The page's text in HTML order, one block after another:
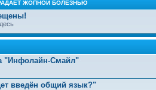
ЖОПНОЙ БОЛЕЗНЬЮ
"Инфолайн-Смайл"
введён общий язык?"